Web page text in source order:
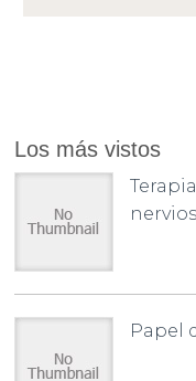
Los más vistos
Papel